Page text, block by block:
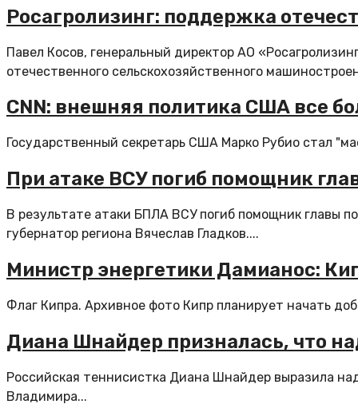
Росагролизинг: поддержка
Павел Косов, генеральный директор АО
отечественного сельскохозяйственного
CNN: внешняя политика США все
Государственный секретарь США Марко Рубио стал
При атаке ВСУ погиб помощник
В результате атаки БПЛА ВСУ погиб помощник главы
губернатор региона Вячеслав Гладков....
Министр энергетики Дамианос:
Флаг Кипра. Архивное фото Кипр планирует начать
Диана Шнайдер призналась, что
Российская теннисистка Диана Шнайдер выразила
Владимира...